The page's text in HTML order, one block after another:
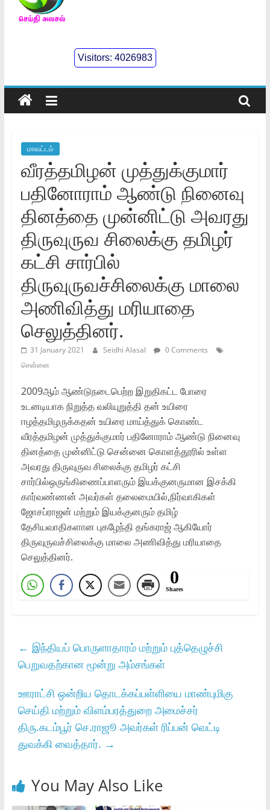
செய்திஅலசல்
Seidhialasal
Tamil
Online
Visitors:4026983
மாவட்டம்
வீரத்தமிழன் முத்துக்குமார்
பதினோராம் ஆண்டு நினைவு
தினத்தை முன்னிட்டு அவரது
திருவுருவ சிலைக்கு தமிழர்
கட்சி சார்பில்
திருவுருவச்சிலைக்கு மாலை
அணிவித்து மரியாதை
செலுத்தினர்.
31 January 2021 Seidhi Alasal
0 Comments
சென்னை
2009ஆம் ஆண்டுநடைபெற்ற இறுதிகட்ட போரை
உடனடியாக நிறுத்த வலியுறுத்தி தன் உயிரை
ஈழத்தமிழருக்கதன் உயிரை மாய்த்துக் கொண்ட
வீரத்தமிழன் முத்துக்குமார் பதினோராம் ஆண்டு நினைவு
தினத்தை முன்னிட்டு சென்னை கொளத்தூரில் உள்ள
அவரது திருவுருவ சிலைக்கு தமிழர் கட்சி
சார்பில்ஒருங்கிணைப்பாளரும் இயக்குனருமான இசக்கி
கார்வண்ணன் அவர்கள் தலைமையில்,நிர்வாகிகள்
ஜோசப்ராஜன் மற்றும் இயக்குனரும் தமிழ்
தேசியவாதிகளான புகழேந்தி தங்கராஜ் ஆகியோர்
திருவுருவச்சிலைக்கு மாலை அணிவித்து மரியாதை
செலுத்தினர்.
0
Shares
← இந்தியப் பொருளாதாரம் மற்றும் புத்தெழுச்சி
பெறுவதற்கான மூன்று அம்சங்கள்
ஊராட்சி ஒன்றிய தொடக்கப்பள்ளியை மாண்புமிகு
செய்தி மற்றும்‌ விளம்பரத்துறை அமைச்சர்‌
திரு.கடம்பூர்‌ செ.ராஜூ அவர்கள்‌ ரிப்பன்‌ வெட்டி
துவக்கி வைத்தார்‌. →
You May Also Like